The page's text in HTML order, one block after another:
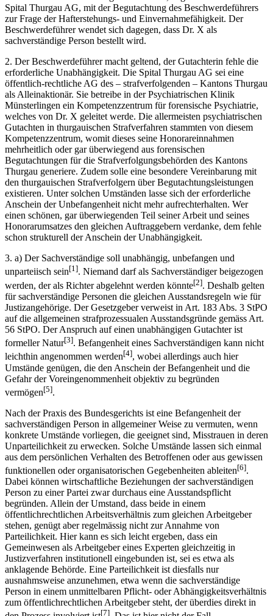
Spital Thurgau AG, mit der Begutachtung des Beschwerdeführers
zur Frage der Hafterstehungs- und Einvernahmefähigkeit. Der
Beschwerdeführer wendet sich dagegen, dass Dr. X als
sachverständige Person bestellt wird.
2. Der Beschwerdeführer macht geltend, der Gutachterin fehle die
erforderliche Unabhängigkeit. Die Spital Thurgau AG sei eine
öffentlich-rechtliche AG des – strafverfolgenden – Kantons Thurgau
als Alleinaktionär. Sie betreibe in der Psychiatrischen Klinik
Münsterlingen ein Kompetenzzentrum für forensische Psychiatrie,
welches von Dr. X geleitet werde. Die allermeisten psychiatrischen
Gutachten in thurgauischen Strafverfahren stammten von diesem
Kompetenzzentrum, womit dieses seine Honorareinnahmen
mehrheitlich oder gar überwiegend aus forensischen
Begutachtungen für die Strafverfolgungsbehörden des Kantons
Thurgau generiere. Zudem solle eine besondere Vereinbarung mit
den thurgauischen Strafverfolgern über Begutachtungsleistungen
existieren. Unter solchen Umständen lasse sich der erforderliche
Anschein der Unbefangenheit nicht mehr aufrechterhalten. Wer
einen schönen, gar überwiegenden Teil seiner Arbeit und seines
Honorarumsatzes den gleichen Auftraggebern verdanke, dem fehle
schon strukturell der Anschein der Unabhängigkeit.
3. a) Der Sachverständige soll unabhängig, unbefangen und
unparteiisch sein[1]. Niemand darf als Sachverständiger beigezogen
werden, der als Richter abgelehnt werden könnte[2]. Deshalb gelten
für sachverständige Personen die gleichen Ausstandsregeln wie für
Justiz­angehörige. Der Gesetzgeber verweist in Art. 183 Abs. 3 StPO
auf die allgemeinen strafprozessualen Ausstandsgründe gemäss Art.
56 StPO. Der Anspruch auf einen unabhängigen Gutachter ist
formeller Natur[3]. Befangenheit eines Sachverständigen kann nicht
leichthin angenommen werden[4], wobei allerdings auch hier
Umstände genügen, die den Anschein der Befangenheit und die
Gefahr der Voreingenommenheit objektiv zu begründen
vermögen[5].
Nach der Praxis des Bundesgerichts ist eine Befangenheit der
sachverständigen Person in allgemeiner Weise zu vermuten, wenn
konkrete Umstände vorliegen, die geeignet sind, Misstrauen in deren
Unparteilichkeit zu erwecken. Solche Umstände lassen sich einmal
aus dem persönlichen Verhalten des Betroffenen oder aus gewissen
funktionellen oder organisatorischen Gegebenheiten ableiten[6].
Dabei können wirtschaftliche Beziehungen der sachverständigen
Person zu einer Partei zwar durchaus eine Ausstandspflicht
begründen. Allein der Umstand, dass beide in einem
öffentlichrechtlichen Arbeitsverhältnis zum gleichen Arbeitgeber
stehen, genügt aber regelmässig nicht zur Annahme von
Parteilichkeit. Hier kann es sich leicht ergeben, dass ein
Gemeinwesen als Arbeitgeber eines Experten gleichzeitig in
Justizverfahren institutionell eingebunden ist, sei es etwa als
anklagende Behörde. Eine Parteilichkeit ist diesfalls nur
ausnahmsweise anzunehmen, etwa wenn die sachverständige
Person in einem unmittelbaren Pflicht- oder Abhängigkeitsverhältnis
zum öffentlichrechtlichen Arbeitgeber steht, der überdies direkt in
[7]